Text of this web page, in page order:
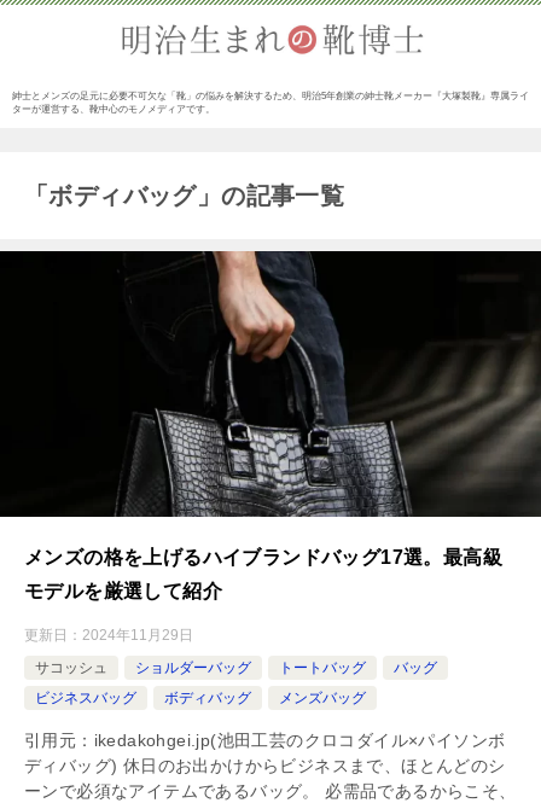
紳士とメンズの足元に必要不可欠な「靴」の悩みを解決するため、明治5年創業の紳士靴メーカー『大塚製靴』専属ライ
ターが運営する、靴中心のモノメディアです。
「ボディバッグ」の記事一覧
メンズの格を上げるハイブランドバッグ17選。最高級
モデルを厳選して紹介
更新日： 2024年11月29日
サコッシュ
ショルダーバッグ トートバッグ
バッグ
ビジネスバッグ
ボディバッグ メンズバッグ
引用元：ikedakohgei.jp(池田工芸のクロコダイル×パイソンボ
ディバッグ) 休日のお出かけからビジネスまで、ほとんどのシ
ーンで必須なアイテムであるバッグ。 必需品であるからこそ、